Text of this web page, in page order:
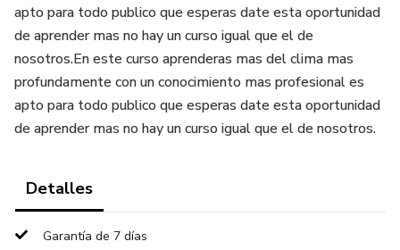
apto para todo publico que esperas date esta oportunidad
de aprender mas no hay un curso igual que el de
nosotros.En este curso aprenderas mas del clima mas
profundamente con un conocimiento mas profesional es
apto para todo publico que esperas date esta oportunidad
de aprender mas no hay un curso igual que el de nosotros.
Detalles
Garantía de 7 días